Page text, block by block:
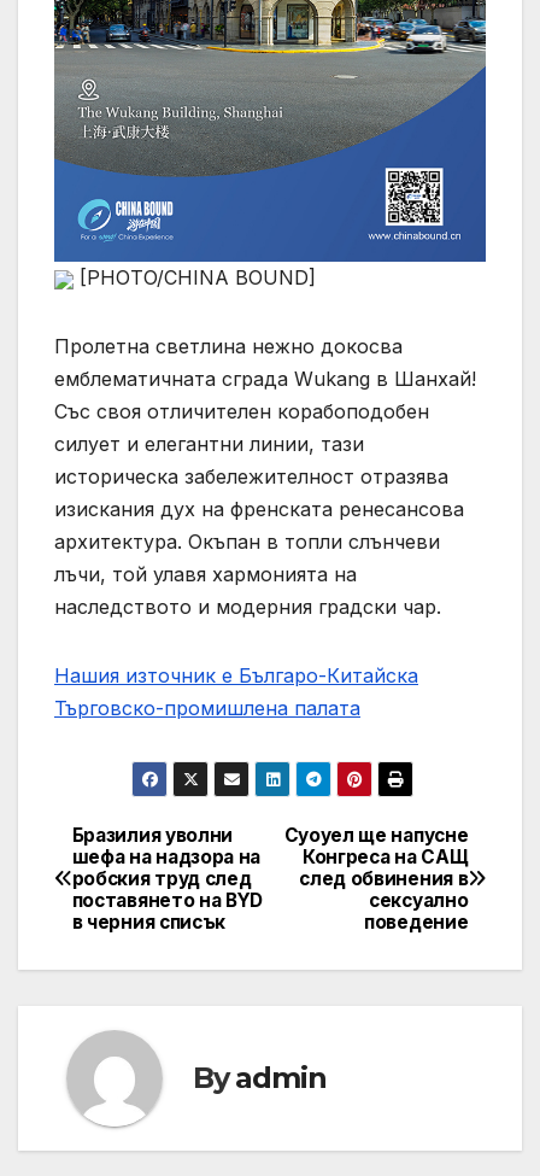
[PHOTO/CHINA BOUND]
Пролетна светлина нежно докосва
емблематичната сграда Wukang в Шанхай!
Със своя отличителен корабоподобен
силует и елегантни линии, тази
историческа забележителност отразява
изискания дух на френската ренесансова
архитектура. Окъпан в топли слънчеви
лъчи, той улавя хармонията на
наследството и модерния градски чар.
Нашия източник е Българо-Китайска
Търговско-промишлена палaта
Post
navigation
Суоуел ще напусне
Конгреса на САЩ
след обвинения в
сексуално
поведение
Бразилия уволни
шефа на надзора на
робския труд след
поставянето на BYD
в черния списък
Byadmin